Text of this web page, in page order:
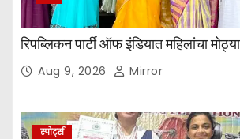
रिपब्लिकन पार्टी ऑफ इंडियात महिलांचा
Aug 9, 2026 Mirror
स्पोर्ट्स